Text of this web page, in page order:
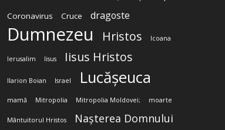
Coronavirus
Cruce dragoste
Dumnezeu Hristos Icoana
Ierusalim Iisus Iisus Hristos
Ilarion Boian Israel Lucășeuca
mamă Mitropolia Mitropolia Moldovei; moarte
Mântuitorul Hristos Nașterea Domnului